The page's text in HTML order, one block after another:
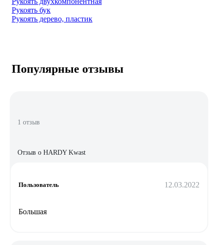
Рукоять бук
Рукоять дерево, пластик
Популярные отзывы
1 отзыв
Отзыв о HARDY Kwast
Пользователь 12.03.2022
Большая